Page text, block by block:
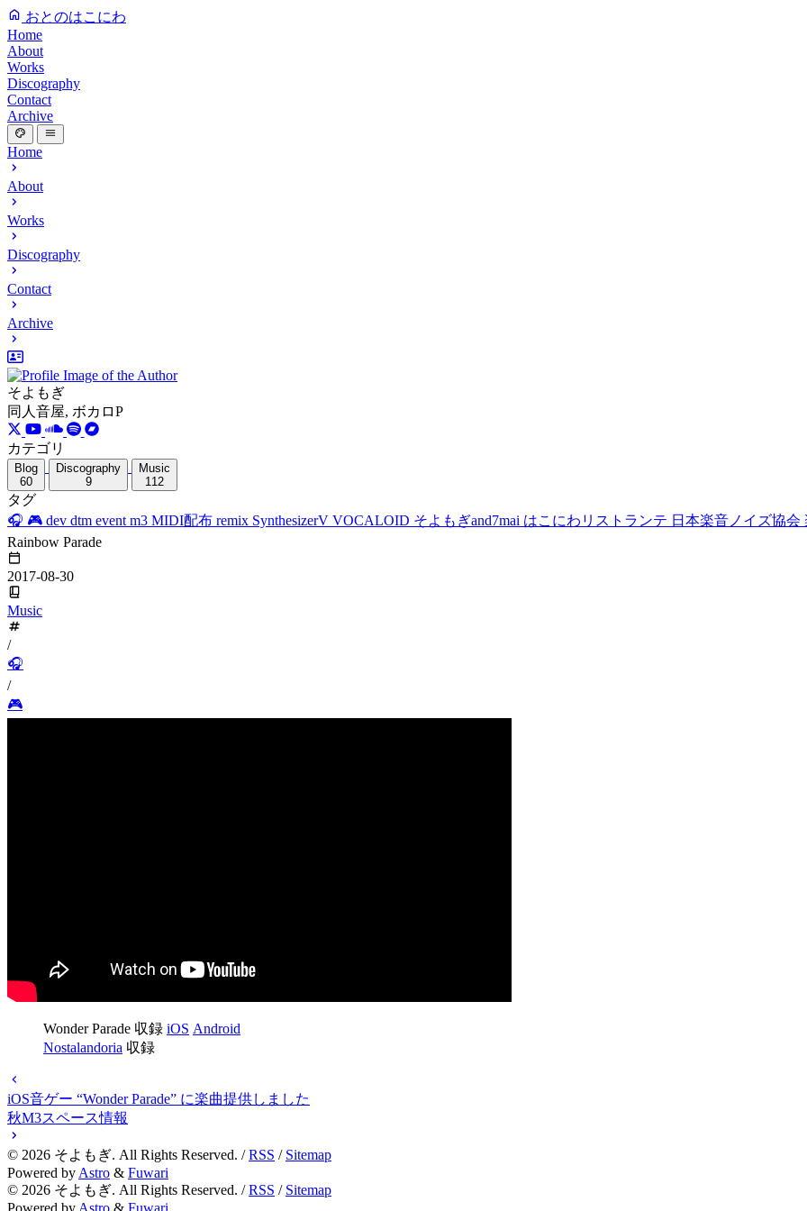
おとのはこにわ
Home
About
Works
Discography
Contact
Archive
Home
About
Works
Discography
Contact
Archive
そよもぎ
同人音屋, ボカロP
カテゴリ
Blog
60
Discography
9
Music
112
タグ
🎧 🎮 dev dtm event m3 MIDI配布 remix SynthesizerV VOCALOID そよもぎand7mai はこにわリストランテ 日本楽音ノイズ協会
Rainbow Parade
2017-08-30
Music
/
🎧
/
🎮
Wonder Parade 収録 iOS Android
Nostalandoria 収録
iOS音ゲー “Wonder Parade” に楽曲提供しました
秋M3スペース情報
© 2026 そよもぎ. All Rights Reserved. /RSS / Sitemap
Powered by Astro & Fuwari
© 2026 そよもぎ. All Rights Reserved. /RSS / Sitemap